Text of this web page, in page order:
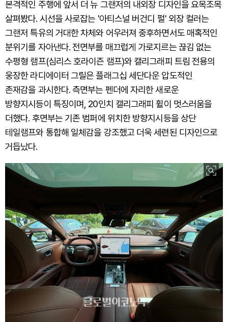
본격적인 주행에 앞서 더 뉴 그랜저의 내외장 디자인을 요목조목
살펴봤다. 시선을 사로잡는 '아티스널 버건디 펄' 외장 컬러는
그랜저 특유의 거대한 차체와 어우러져 중후하면서도 매혹적인
분위기를 자아낸다. 전면부를 매끄럽게 가로지르는 끊김 없는
수평형 램프(심리스 호라이즌 램프)와 캘리그래피 트림 전용의
웅장한 라디에이터 그릴은 플래그십 세단다운 압도적인
존재감을 과시한다. 측면부는 펜더에 자리한 새로운
방향지시등이 특징이며, 20인치 캘리그래피 휠이 멋스러움을
더했다. 후면부는 기존 범퍼에 위치한 방향지시등을 상단
테일램프와 통합해 일체감을 강조했고 더욱 세련된 디자인으로
거듭났다.